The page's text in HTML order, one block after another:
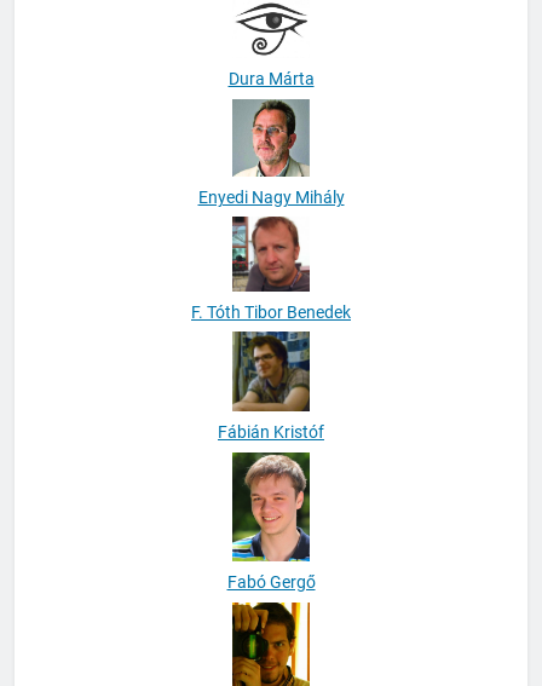
Dura Márta
Enyedi Nagy Mihály
F. Tóth Tibor Benedek
Fábián Kristóf
Fabó Gergő